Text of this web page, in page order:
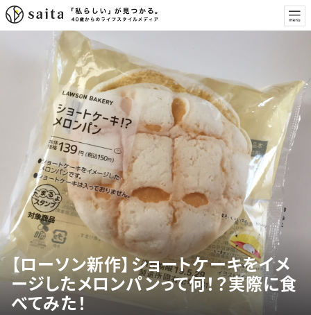
【ローソン新作】ショートケーキをイメ
ージしたメロンパンって何！？実際に食
べてみた！